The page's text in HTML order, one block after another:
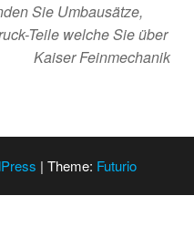
Sie Umbausätze,
Teile welche Sie über
Feinmechanik
| Theme: Futurio